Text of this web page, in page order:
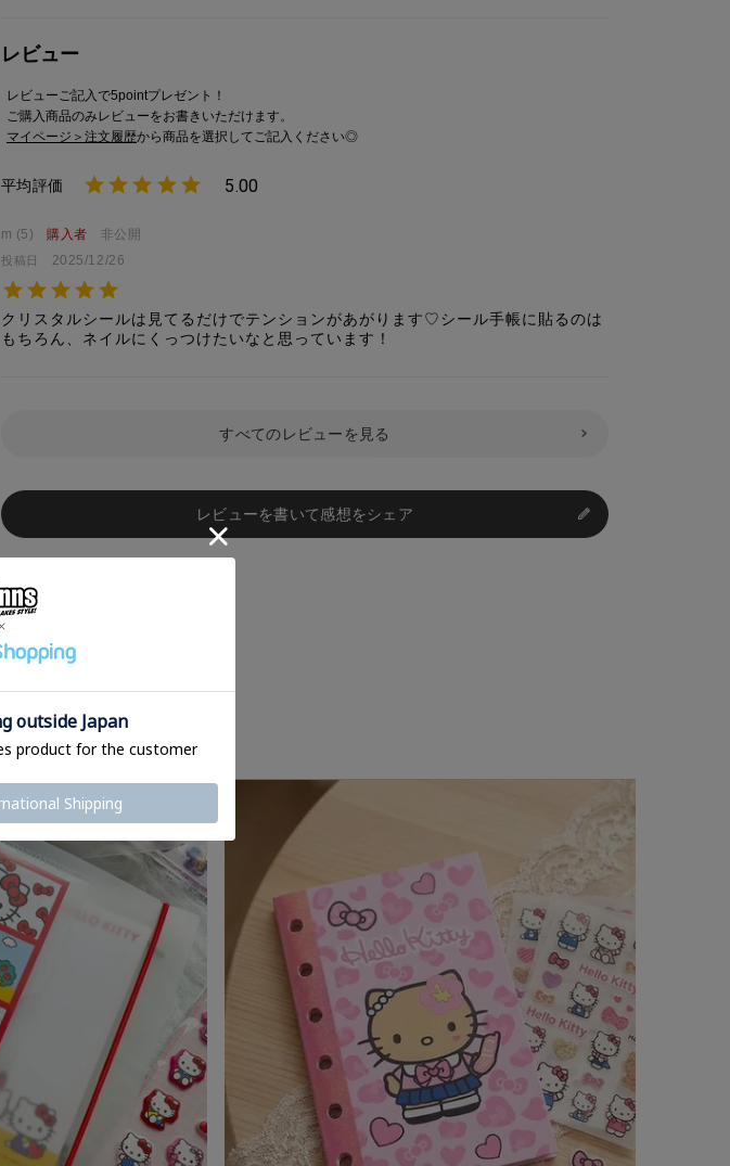
レビュー
レビューご記入で5pointプレゼント！
ご購入商品のみレビューをお書きいただけます。
マイページ＞注文履歴から商品を選択してご記入ください◎
5.00
m 5 購入者 非公開
投稿日 2025/12/26
クリスタルシールは見てるだけでテンションがあがります♡シール手帳に貼るのは
もちろん、ネイルにくっつけたいなと思っています！
すべてのレビューを見る
レビューを書いて感想をシェア